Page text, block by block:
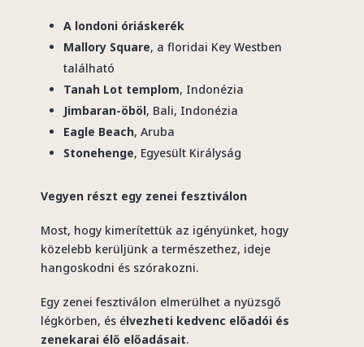
A londoni óriáskerék
Mallory Square, a floridai Key Westben
található
Tanah Lot templom, Indonézia
Jimbaran-öböl, Bali, Indonézia
Eagle Beach, Aruba
Stonehenge, Egyesült Királyság
Vegyen részt egy zenei fesztiválon
Most, hogy kimerítettük az igényünket, hogy
közelebb kerüljünk a természethez, ideje
hangoskodni és szórakozni.
Egy zenei fesztiválon elmerülhet a nyüzsgő
légkörben, és élvezheti kedvenc előadói és
zenekarai élő előadásait.